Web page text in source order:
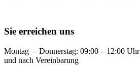
Sie erreichen uns
Montag – Donnerstag: 09:00 – 12:00 Uhr
und nach Vereinbarung